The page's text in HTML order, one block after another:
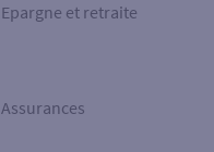
Epargne et retraite
Assurances